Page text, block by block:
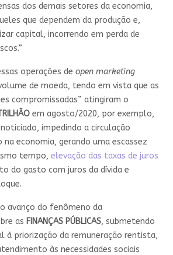
dos demais setores da economia,
que dependem da produção e,
capital, incorrendo em perda de
operações de open marketing
de moeda, tendo em vista que as
compromissadas” atingiram o
em agosto/2020, por exemplo,
impedindo a circulação
na economia, gerando uma escassez
tempo, elevação das taxas de juros
do gasto com juros da dívida e
avanço do fenômeno da
as FINANÇAS PÚBLICAS, submetendo
à priorização da remuneração rentista,
às necessidades sociais